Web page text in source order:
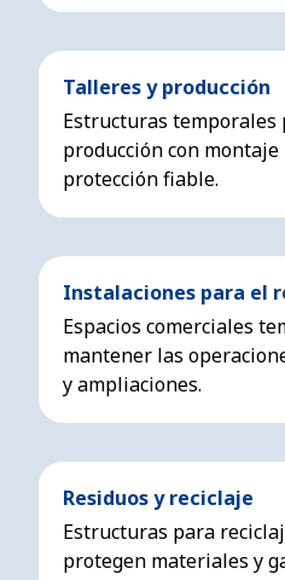
Talleres y producción
Estructuras temporales
producción con
protección fiable.
Instalaciones para el
Espacios comerciales
mantener las
y ampliaciones.
Residuos y reciclaje
Estructuras para
protegen materiales y